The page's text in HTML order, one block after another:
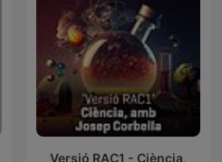
Versió RAC1 - Ciència,